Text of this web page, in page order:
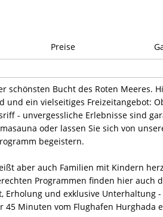
Preise
schönsten Bucht des Roten Meeres.
und ein vielseitiges Freizeitangebot:
- unvergessliche Erlebnisse sind
oder lassen Sie sich von
begeistern.
aber auch Familien mit Kindern
Programmen finden hier auch
Erholung und exklusive Unterhaltung
45 Minuten vom Flughafen Hurghada